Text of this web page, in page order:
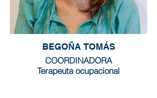
BEGOÑA TOMÁS
COORDINADORA
Terapeuta ocupacional